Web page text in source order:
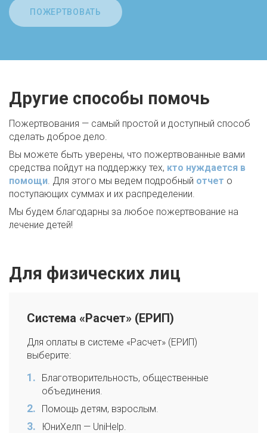
ПОЖЕРТВОВАТЬ
Другие способы помочь
Пожертвования — самый простой и доступный способ
сделать доброе дело.
Вы можете быть уверены, что пожертвованные вами
средства пойдут на поддержку тех, кто нуждается в
помощи. Для этого мы ведем подробный отчет о
поступающих суммах и их распределении.
Мы будем благодарны за любое пожертвование на
лечение детей!
Для физических лиц
Система «Расчет» (ЕРИП)
Для оплаты в системе «Расчет» (ЕРИП)
выберите:
Благотворительность, общественные
объединения.
Помощь детям, взрослым.
ЮниХелп — UniHelp.